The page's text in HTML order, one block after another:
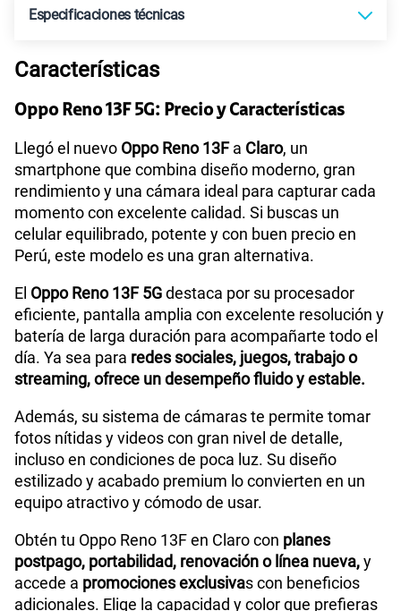
Especificaciones técnicas
Tecnología de Pantalla
Sistema operativo
Procesador Qualcomm SM6450
WiFI
Peso 192g
Bluetooth 5.1
Cámara de fotos Principal 50MP+8MP+2MP
Características
Oppo Reno 13F 5G: Precio y Características
Llegó el nuevo Oppo Reno 13Fa Claro, un
smartphone que combina diseño moderno, gran
rendimiento y una cámara ideal para capturar cada
momento con excelente calidad. Si buscas un
celular equilibrado, potente y con buen precio en
Perú, este modelo es una gran alternativa.
El Oppo Reno 13F 5Gdestaca por su procesador
eficiente, pantalla amplia con excelente resolución y
batería de larga duración para acompañarte todo el
día. Ya sea para redes sociales, juegos, trabajo o
streaming, ofrece un desempeño fluido y estable.
Además, su sistema de cámaras te permite tomar
fotos nítidas y videos con gran nivel de detalle,
incluso en condiciones de poca luz. Su diseño
estilizado y acabado premium lo convierten en un
equipo atractivo y cómodo de usar.
Obtén tu Oppo Reno 13F en Claro con planes
postpago, portabilidad, renovación o línea nueva,y
accede a promociones exclusivas con beneficios
adicionales. Elige la capacidad y color que prefieras